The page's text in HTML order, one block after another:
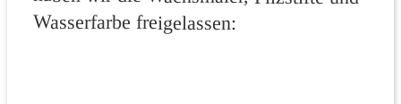
Wasserfarbe freigelassen: